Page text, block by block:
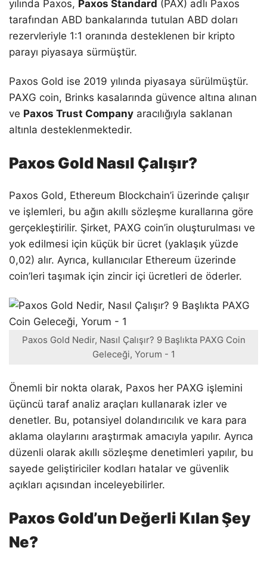
yılında Paxos, Paxos Standard (PAX) adlı Paxos
tarafından ABD bankalarında tutulan ABD doları
rezervleriyle 1:1 oranında desteklenen bir kripto
parayı piyasaya sürmüştür.
Paxos Gold ise 2019 yılında piyasaya sürülmüştür.
PAXG coin, Brinks kasalarında güvence altına alınan
ve Paxos Trust Company aracılığıyla saklanan
altınla desteklenmektedir.
Paxos Gold Nasıl Çalışır?
Paxos Gold, Ethereum Blockchain’i üzerinde çalışır
ve işlemleri, bu ağın akıllı sözleşme kurallarına göre
gerçekleştirilir. Şirket, PAXG coin’in oluşturulması ve
yok edilmesi için küçük bir ücret (yaklaşık yüzde
0,02) alır. Ayrıca, kullanıcılar Ethereum üzerinde
coin’leri taşımak için zincir içi ücretleri de öderler.
Paxos Gold Nedir, Nasıl Çalışır? 9 Başlıkta PAXG Coin
Geleceği, Yorum - 1
Önemli bir nokta olarak, Paxos her PAXG işlemini
üçüncü taraf analiz araçları kullanarak izler ve
denetler. Bu, potansiyel dolandırıcılık ve kara para
aklama olaylarını araştırmak amacıyla yapılır. Ayrıca
düzenli olarak akıllı sözleşme denetimleri yapılır, bu
sayede geliştiriciler kodları hatalar ve güvenlik
açıkları açısından inceleyebilirler.
Paxos Gold’un Değerli Kılan Şey
Ne?